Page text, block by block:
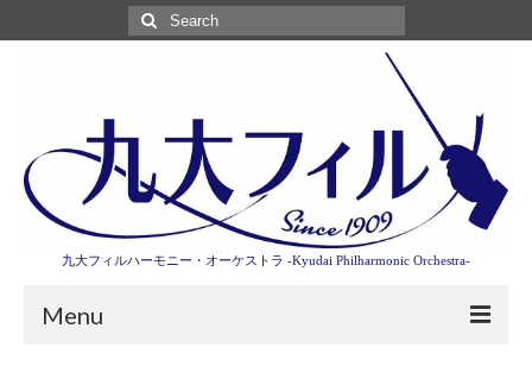
Search
for:
九大フィルハーモニー・オーケストラ -Kyudai Philharmonic Orchestra-
Menu